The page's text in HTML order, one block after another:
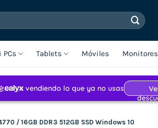
Tablets Móviles Monitores
/ 16GB DDR3 512GB SSD Windows 10